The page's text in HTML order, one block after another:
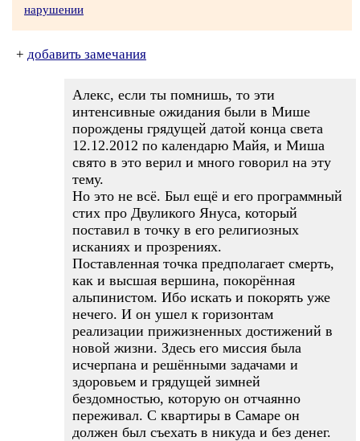
нарушении
+ добавить замечания
Алекс, если ты помнишь, то эти
интенсивные ожидания были в Мише
порождены грядущей датой конца света
12.12.2012 по календарю Майя, и Миша
свято в это верил и много говорил на эту
тему.
Но это не всё. Был ещё и его программный
стих про Двуликого Януса, который
поставил в точку в его религиозных
исканиях и прозрениях.
Поставленная точка предполагает смерть,
как и высшая вершина, покорённая
альпинистом. Ибо искать и покорять уже
нечего. И он ушел к горизонтам
реализации прижизненных достижений в
новой жизни. Здесь его миссия была
исчерпана и решёнными задачами и
здоровьем и грядущей зимней
бездомностью, которую он отчаянно
переживал. С квартиры в Самаре он
должен был съехать в никуда и без денег.